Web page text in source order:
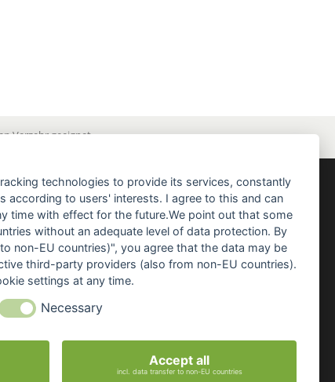
Verzehr geeignet.
mehr Informationen über
neuesten und besten Lockstoffe,
und exklusive Neuigkeiten...
Informationen zu folgendem Produktsortiment per E-Mail zu:
und -zubehör, Angelköder und Zusätze sowie Bekleidung
technologies to provide its services, constantly
according to users' interests. I agree to this and can
time with effect for the future.We point out that some
without an adequate level of data protection. By
non-EU countries)", you agree that the data may be
third-party providers (also from non-EU countries).
settings at any time.
Necessary
Accept all
incl. data transfer to non-EU countries